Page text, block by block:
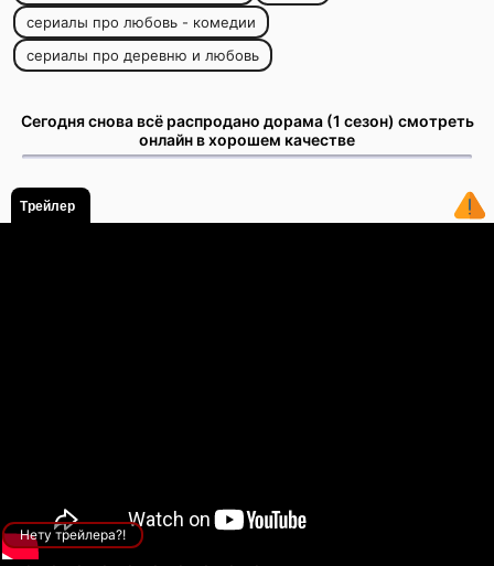
сериалы про любовь - комедии
сериалы про деревню и любовь
Сегодня снова всё распродано дорама (1 сезон) смотреть
онлайн в хорошем качестве
Трейлер
Нету трейлера?!